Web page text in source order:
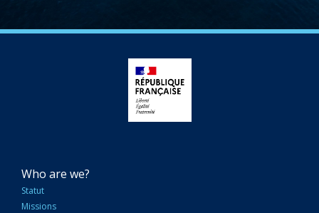
NAVIGATION
PRINCIPALE
Who are we?
Statut
Missions